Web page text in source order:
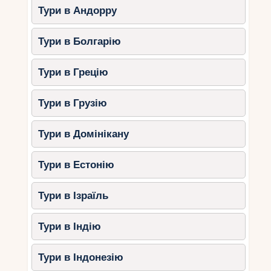
Пляж Ніссі Біч з його білим піском і
блакитною водою.
Морський музей Thalassa, де дітям
покажуть підводні знахідки та моделі
кораблів.
Місяць-парк, який порадує
атракціонами різного віку.
Кіпрський зоопарк, де можна
познайомитись з рідкісними
тваринами.
Протарас – ідеальне місце
для усамітнення
Протарас – це курорт, де природа вражає
своєю красою, а пляжі радують чистотою. Тут
ви знайдете:
Тури в Андорру
Тури в Болгарію
Тури в Грецію
Тури в Грузію
Тури в Домінікану
Тури в Естонію
Тури в Ізраїль
Тури в Індію
Тури в Індонезію